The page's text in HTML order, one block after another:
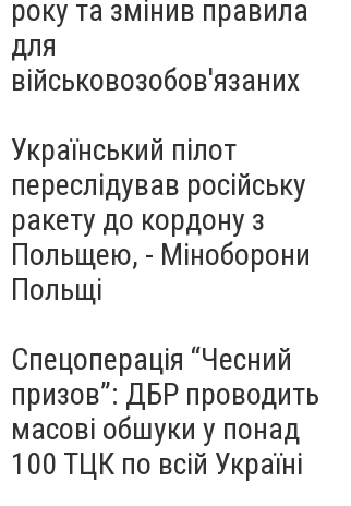
року та змінив правила
для
військовозобов'язаних
Український пілот
переслідував російську
ракету до кордону з
Польщею, - Міноборони
Польщі
Спецоперація “Чесний
призов”: ДБР проводить
масові обшуки у понад
100 ТЦК по всій Україні